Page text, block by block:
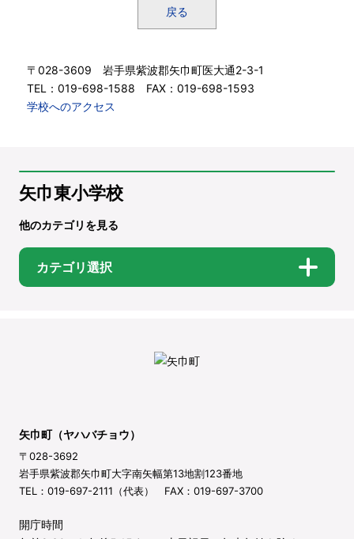
戻る
〒028-3609 岩手県紫波郡矢巾町医大通2-3-1
TEL：019-698-1588 FAX：019-698-1593
学校へのアクセス
矢巾東小学校
他のカテゴリを見る
カテゴリ選択
矢巾町（ヤハバチョウ）
〒028-3692
岩手県紫波郡矢巾町大字南矢幅第13地割123番地
TEL：019-697-2111（代表） FAX：019-697-3700
開庁時間